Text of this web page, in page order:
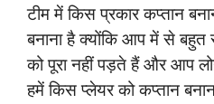
टीम में किस प्रकार कप्तान
बनाना है क्योंकि आप में से बहुत
को पूरा नहीं पड़ते हैं और आप
हमें किस प्लेयर को कप्तान